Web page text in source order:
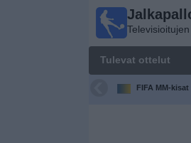
Tulevat ottelut
FIFA MM-kisat
Jalkapallo
televisiossa
Televisioitujen
otteluiden opas